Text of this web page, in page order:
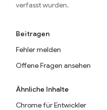
verfasst wurden.
Beitragen
Fehler melden
Offene Fragen ansehen
Ähnliche Inhalte
Chrome für Entwickler